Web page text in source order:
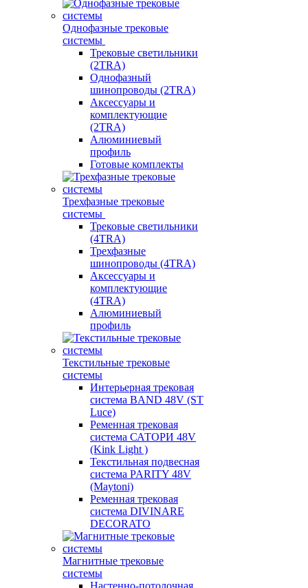
Однофазные трековые
системы
Трековые светильники
(2TRA)
Однофазный
шинопроводы (2TRA)
Аксессуары и
комплектующие
(2TRA)
Алюминиевый
профиль
Готовые комплекты
Трехфазные трековые
системы
Трековые светильники
(4TRA)
Трехфазные
шинопроводы (4TRA)
Аксессуары и
комплектующие
(4TRA)
Алюминиевый
профиль
Текстильные трековые
системы
Интерьерная трековая
система BAND 48V (ST
Luce)
Ременная трековая
система САТОРИ 48V
(Kink Light )
Текстильная подвесная
система PARITY 48V
(Maytoni)
Ременная трековая
система DIVINARE
DECORATO
Магнитные трековые
системы
Настенно-потолочная